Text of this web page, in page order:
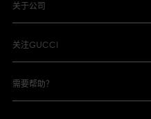
关于公司
关注GUCCI
需要帮助？